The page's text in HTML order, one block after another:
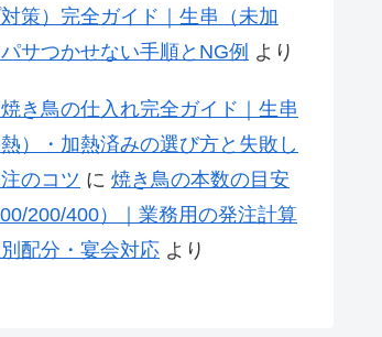
策）完全ガイド｜生串（未加
サつかせない手順とNG例 より
き鳥の仕入れ完全ガイド｜生串
熱）・加熱済みの選び方と失敗し
のコツ に 焼き鳥の本数の目安
200/400）｜業務用の発注計算
配分・宴会対応 より